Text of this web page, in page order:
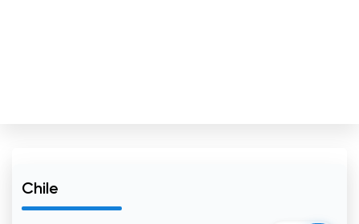
Chile